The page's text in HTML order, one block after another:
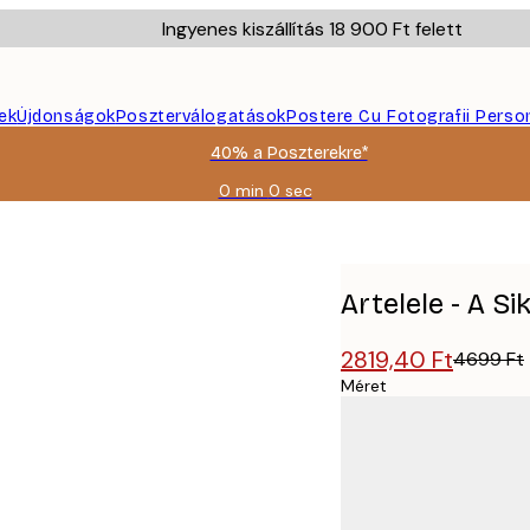
Ingyenes kiszállítás 18 900 Ft felett
ÚjdonságokPoszterválogatásokPostere Cu Fotografii
40% a Poszterekre*
0 min 0 sec
Érvényes:
Artelele - A
2819,40 Ft4699 Ft
Méret